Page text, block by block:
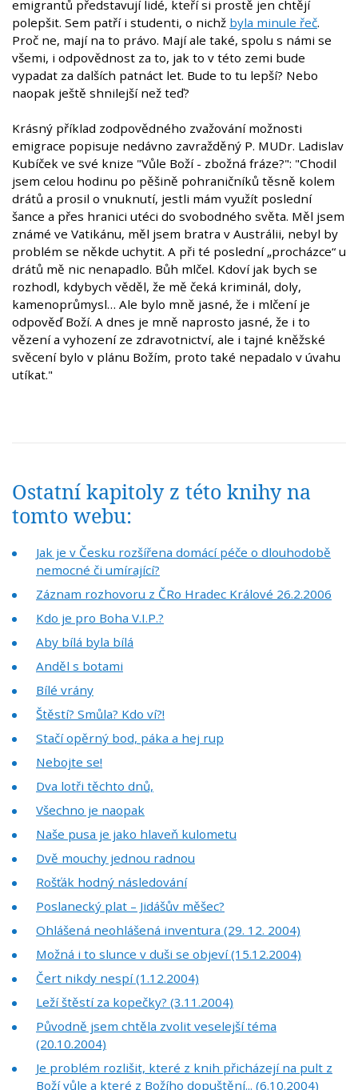
emigrantů představují lidé, kteří si prostě jen chtějí
polepšit. Sem patří i studenti, o nichž byla minule řeč.
Proč ne, mají na to právo. Mají ale také, spolu s námi se
všemi, i odpovědnost za to, jak to v této zemi bude
vypadat za dalších patnáct let. Bude to tu lepší? Nebo
naopak ještě shnilejší než teď?
Krásný příklad zodpovědného zvažování možnosti
emigrace popisuje nedávno zavražděný P. MUDr. Ladislav
Kubíček ve své knize "Vůle Boží - zbožná fráze?": "Chodil
jsem celou hodinu po pěšině pohraničníků těsně kolem
drátů a prosil o vnuknutí, jestli mám využít poslední
šance a přes hranici utéci do svobodného světa. Měl jsem
známé ve Vatikánu, měl jsem bratra v Austrálii, nebyl by
problém se někde uchytit. A při té poslední „procházce“ u
drátů mě nic nenapadlo. Bůh mlčel. Kdoví jak bych se
rozhodl, kdybych věděl, že mě čeká kriminál, doly,
kamenoprůmysl… Ale bylo mně jasné, že i mlčení je
odpověď Boží. A dnes je mně naprosto jasné, že i to
vězení a vyhození ze zdravotnictví, ale i tajné kněžské
svěcení bylo v plánu Božím, proto také nepadalo v úvahu
utíkat."
Ostatní kapitoly z této knihy na
tomto webu:
Jak je v Česku rozšířena domácí péče o dlouhodobě
nemocné či umírající?
Záznam rozhovoru z ČRo Hradec Králové 26.2.2006
Kdo je pro Boha V.I.P.?
Aby bílá byla bílá
Anděl s botami
Bílé vrány
Štěstí? Smůla? Kdo ví?!
Stačí opěrný bod, páka a hej rup
Nebojte se!
Dva lotři těchto dnů,
Všechno je naopak
Naše pusa je jako hlaveň kulometu
Dvě mouchy jednou radnou
Rošťák hodný následování
Poslanecký plat – Jidášův měšec?
Ohlášená neohlášená inventura (29. 12. 2004)
Možná i to slunce v duši se objeví (15.12.2004)
Čert nikdy nespí (1.12.2004)
Leží štěstí za kopečky? (3.11.2004)
Původně jsem chtěla zvolit veselejší téma
(20.10.2004)
Je problém rozlišit, které z knih přicházejí na pult z
Boží vůle a které z Božího dopuštění... (6.10.2004)